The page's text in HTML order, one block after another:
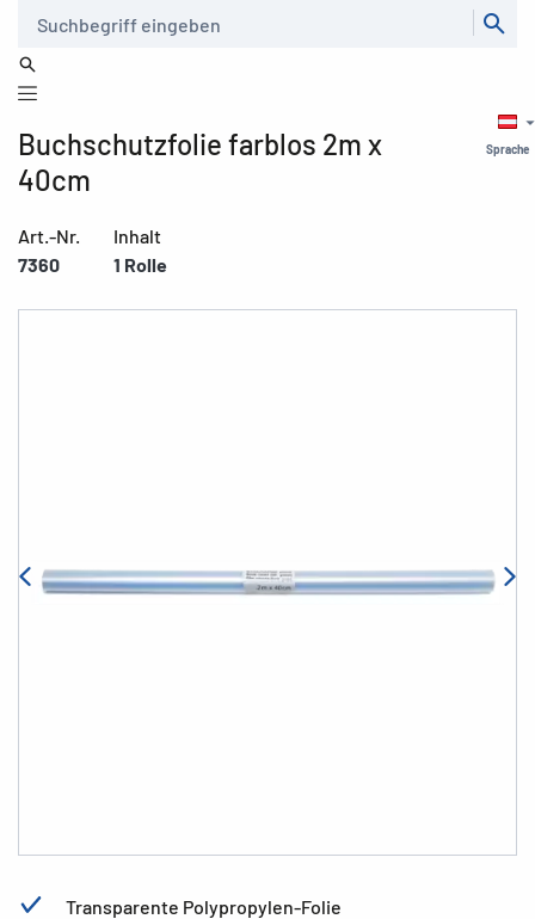
Sprache
Buchschutzfolie farblos 2m x
40cm
Art.-Nr.
7360
Inhalt
1 Rolle
Transparente Polypropylen-Folie